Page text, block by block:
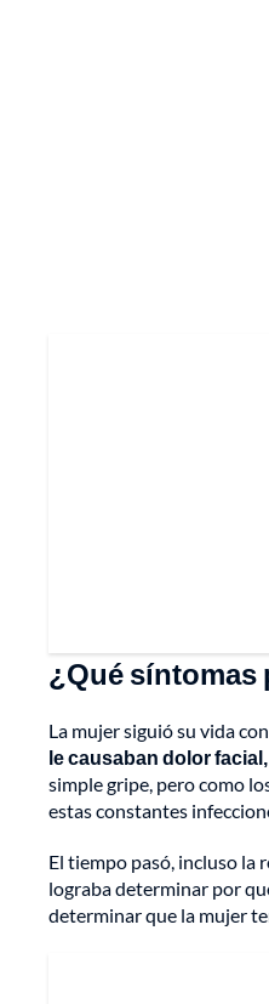
¿Qué síntomas
La mujer siguió su vida
le causaban dolor
simple gripe, pero como
estas constantes
El tiempo pasó, incluso la
lograba determinar por
determinar que la mujer